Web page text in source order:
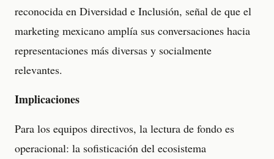
reconocida en Diversidad e Inclusión, señal de que el
marketing mexicano amplía sus conversaciones hacia
representaciones más diversas y socialmente
relevantes.
Implicaciones
Para los equipos directivos, la lectura de fondo es
operacional: la sofisticación del ecosistema